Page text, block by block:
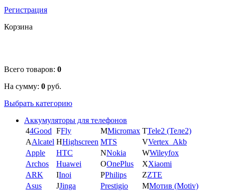
Регистрация
Корзина
Всего товаров: 0
На сумму: 0 руб.
Выбрать категорию
Аккумуляторы для телефонов
44Good FFly MMicromax TTele2 (Теле2)
AAlcatel HHighscreen MTS VVertex_Akb
Apple
HTC NNokia WWileyfox
Archos
Huawei OOnePlus XXiaomi
ARK
IInoi PPhilips ZZTE
Asus
JJinga Prestigio ММотив (Motiv)